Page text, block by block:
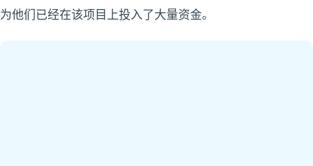
为他们已经在该项目上投入了大量资金。